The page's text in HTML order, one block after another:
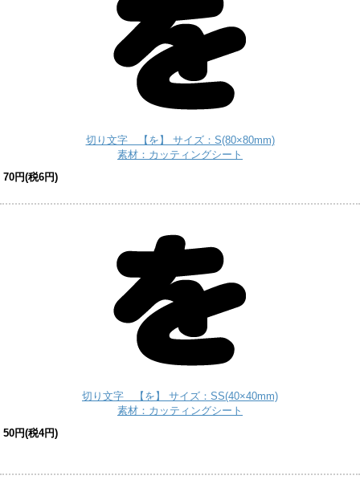
切り文字 【を】 サイズ：S(80×80mm)
素材：カッティングシート
70円(税6円)
切り文字 【を】 サイズ：SS(40×40mm)
素材：カッティングシート
50円(税4円)